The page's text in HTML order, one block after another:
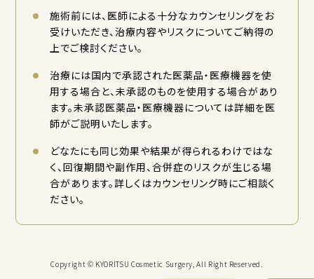
施術前には、医師による十分なカウンセリングをお
受けいただき、治療内容やリスクについてご納得の
上でご検討ください。
治療には国内で承認された医薬品・医療機器を使
用する場合と、未承認のものを使用する場合があり
ます。未承認医薬品・医療機器については詳細を医
師がご説明いたします。
どなたにも同じ効果や結果が得られるわけではな
く、回復期間や副作用、合併症のリスクが生じる場
合があります。詳しくはカウンセリング時にご相談く
ださい。
Copyright © KYORITSU Cosmetic Surgery, All Right Reserved.